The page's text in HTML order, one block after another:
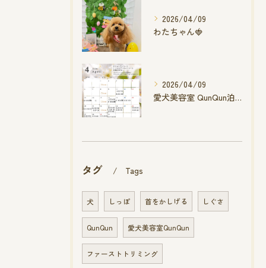
2026/04/09
わたちゃん🍓
2026/04/09
愛犬美容室 QunQun泊店 4月空き状況です
タグ Tags
犬 しっぽ 首をかしげる しぐさ
QunQun 愛犬美容室QunQun
ファーストトリミング